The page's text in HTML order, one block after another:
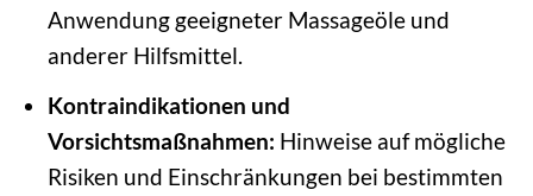
Anwendung geeigneter Massageöle und
anderer Hilfsmittel.
Kontraindikationen und
Vorsichtsmaßnahmen: Hinweise auf mögliche
Risiken und Einschränkungen bei bestimmten